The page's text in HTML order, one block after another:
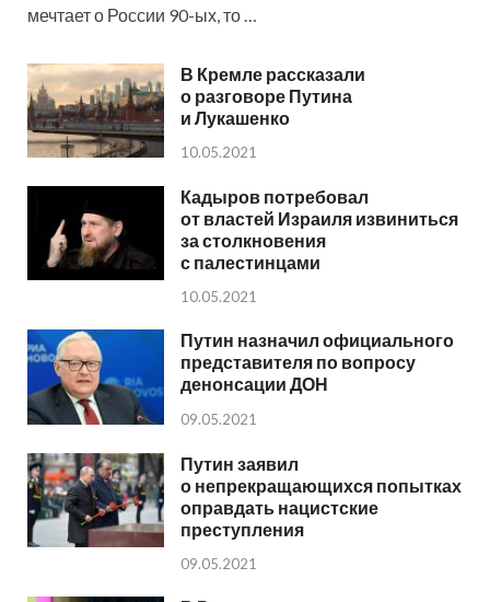
мечтает о России 90-ых, то …
В Кремле рассказали
о разговоре Путина
и Лукашенко
10.05.2021
Кадыров потребовал
от властей Израиля извиниться
за столкновения
с палестинцами
10.05.2021
Путин назначил официального
представителя по вопросу
денонсации ДОН
09.05.2021
Путин заявил
о непрекращающихся попытках
оправдать нацистские
преступления
09.05.2021